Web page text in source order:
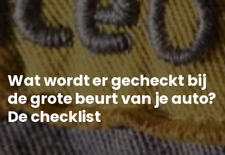
Wat wordt er gecheckt bij
de grote beurt van je auto?
De checklist